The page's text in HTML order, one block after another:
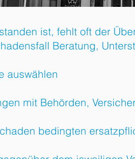
ist, fehlt oft der
Beratung,
auswählen
mit Behörden,
bedingten